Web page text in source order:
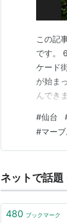
：駅キ
地理)
藤崎駅 福岡
福岡県福岡市
○リスト：駅
この記
です。
ケード
が始ま
んでき
「仙台
の“屋上
#仙台
#マー
ネットで話題
480 ブックマーク